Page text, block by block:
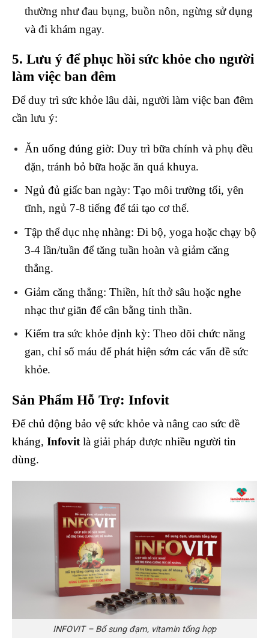
thường như đau bụng, buồn nôn, ngừng sử dụng
và đi khám ngay.
5. Lưu ý để phục hồi sức khỏe cho người
làm việc ban đêm
Để duy trì sức khỏe lâu dài, người làm việc ban đêm
cần lưu ý:
Ăn uống đúng giờ: Duy trì bữa chính và phụ đều
đặn, tránh bỏ bữa hoặc ăn quá khuya.
Ngủ đủ giấc ban ngày: Tạo môi trường tối, yên
tĩnh, ngủ 7-8 tiếng để tái tạo cơ thể.
Tập thể dục nhẹ nhàng: Đi bộ, yoga hoặc chạy bộ
3-4 lần/tuần để tăng tuần hoàn và giảm căng
thẳng.
Giảm căng thẳng: Thiền, hít thở sâu hoặc nghe
nhạc thư giãn để cân bằng tinh thần.
Kiểm tra sức khỏe định kỳ: Theo dõi chức năng
gan, chỉ số máu để phát hiện sớm các vấn đề sức
khỏe.
Sản Phẩm Hỗ Trợ: Infovit
Để chủ động bảo vệ sức khỏe và nâng cao sức đề
kháng, Infovit là giải pháp được nhiều người tin
dùng.
INFOVIT – Bổ sung đạm, vitamin tổng hợp